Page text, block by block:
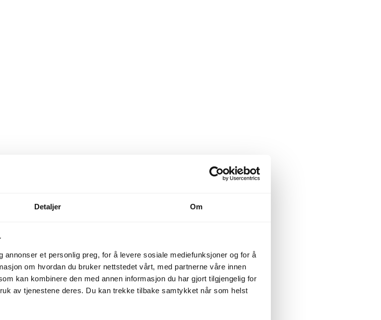
Detaljer Om
et personlig preg, for å levere sosiale mediefunksjoner og for å
om hvordan du bruker nettstedet vårt, med partnerne våre innen
kan kombinere den med annen informasjon du har gjort tilgjengelig for
av tjenestene deres. Du kan trekke tilbake samtykket når som helst